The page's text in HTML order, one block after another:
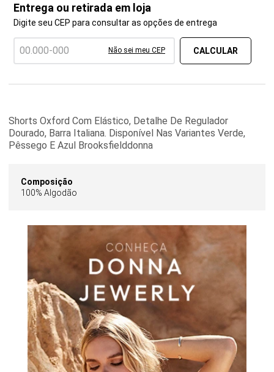
Entrega ou retirada em loja
Digite seu CEP para consultar as opções de entrega
Não sei meu CEP
Shorts Oxford Com Elástico, Detalhe De Regulador
Dourado, Barra Italiana. Disponível Nas Variantes Verde,
Pêssego E Azul Brooksfielddonna
Composição
100% Algodão